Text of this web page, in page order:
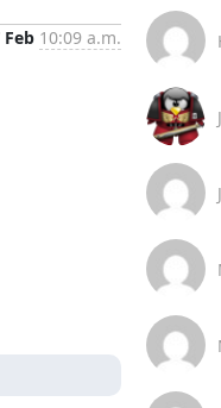
Feb 10:09 a.m.